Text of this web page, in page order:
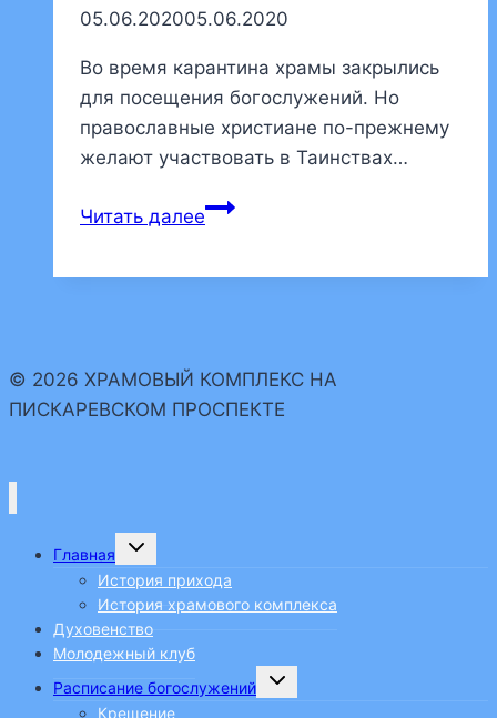
05.06.202005.06.2020
Во время карантина храмы закрылись
для посещения богослужений. Но
православные христиане по-прежнему
желают участвовать в Таинствах…
Читать далееСервис
© 2026 ХРАМОВЫЙ КОМПЛЕКС НА
ПИСКАРЕВСКОМ ПРОСПЕКТЕ
Главная
Переключить
меню
История прихода
История храмового комплекса
Духовенство
Молодежный клуб
Расписание богослужений
Переключить
Крещение